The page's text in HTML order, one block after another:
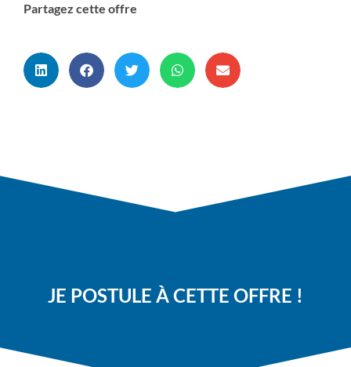
Partagez cette offre
JE POSTULE À CETTE OFFRE !